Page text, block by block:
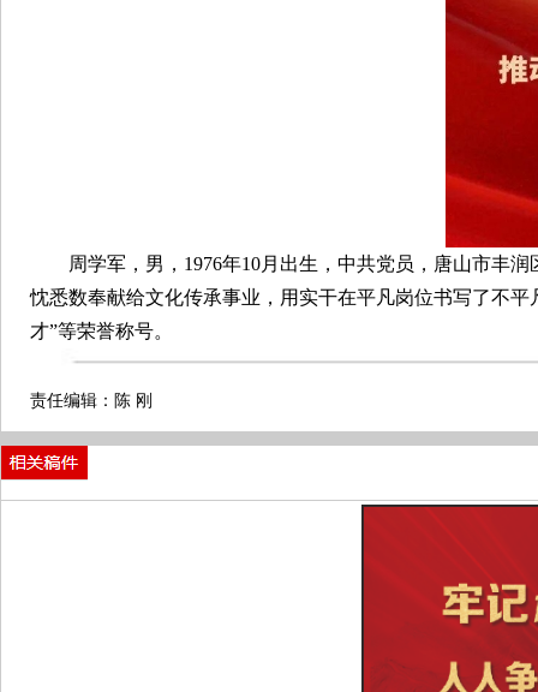
周学军，男，1976年10月出生，中共党员，唐山市丰润
忱悉数奉献给文化传承事业，用实干在平凡岗位书写了不
才”等荣誉称号。
责任编辑：陈 刚